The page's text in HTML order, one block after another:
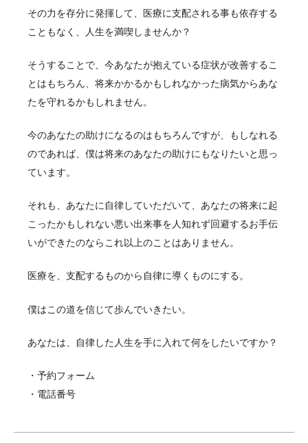
その力を存分に発揮して、医療に支配される事も依存する
こともなく、人生を満喫しませんか？
そうすることで、今あなたが抱えている症状が改善するこ
とはもちろん、将来かかるかもしれなかった病気からあな
たを守れるかもしれません。
今のあなたの助けになるのはもちろんですが、もしなれる
のであれば、僕は将来のあなたの助けにもなりたいと思っ
ています。
それも、あなたに自律していただいて、あなたの将来に起
こったかもしれない悪い出来事を人知れず回避するお手伝
いができたのならこれ以上のことはありません。
医療を、支配するものから自律に導くものにする。
僕はこの道を信じて歩んでいきたい。
あなたは、自律した人生を手に入れて何をしたいですか？
・予約フォーム
・電話番号